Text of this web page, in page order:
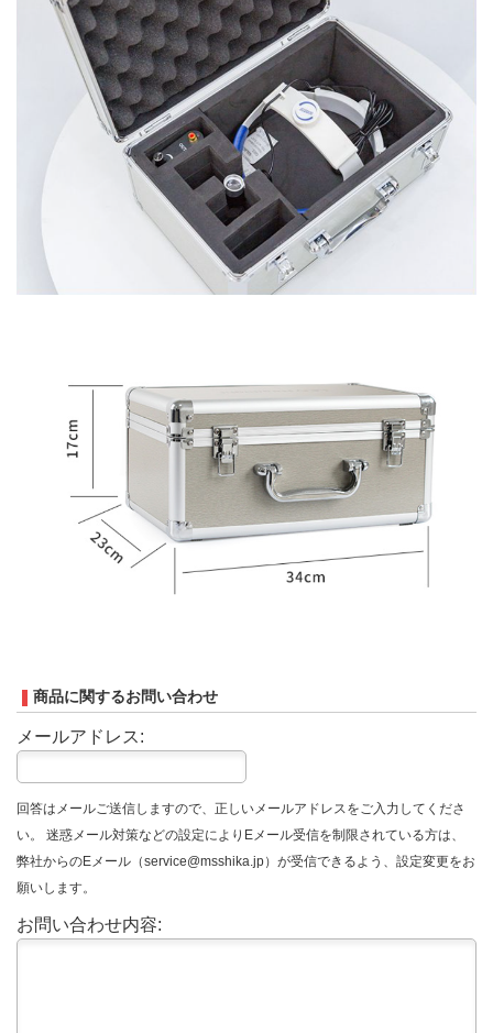
商品に関するお問い合わせ
メールアドレス:
回答はメールご送信しますので、正しいメールアドレスをご入力してくださ
い。 迷惑メール対策などの設定によりEメール受信を制限されている方は、
弊社からのEメール（service@msshika.jp）が受信できるよう、設定変更をお
願いします。
お問い合わせ内容: